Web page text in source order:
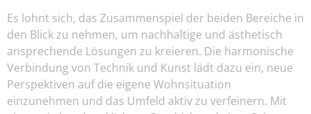
Es lohnt sich, das Zusammenspiel der beiden Bereiche in
den Blick zu nehmen, um nachhaltige und ästhetisch
ansprechende Lösungen zu kreieren. Die harmonische
Verbindung von Technik und Kunst lädt dazu ein, neue
Perspektiven auf die eigene Wohnsituation
einzunehmen und das Umfeld aktiv zu verfeinern. Mit